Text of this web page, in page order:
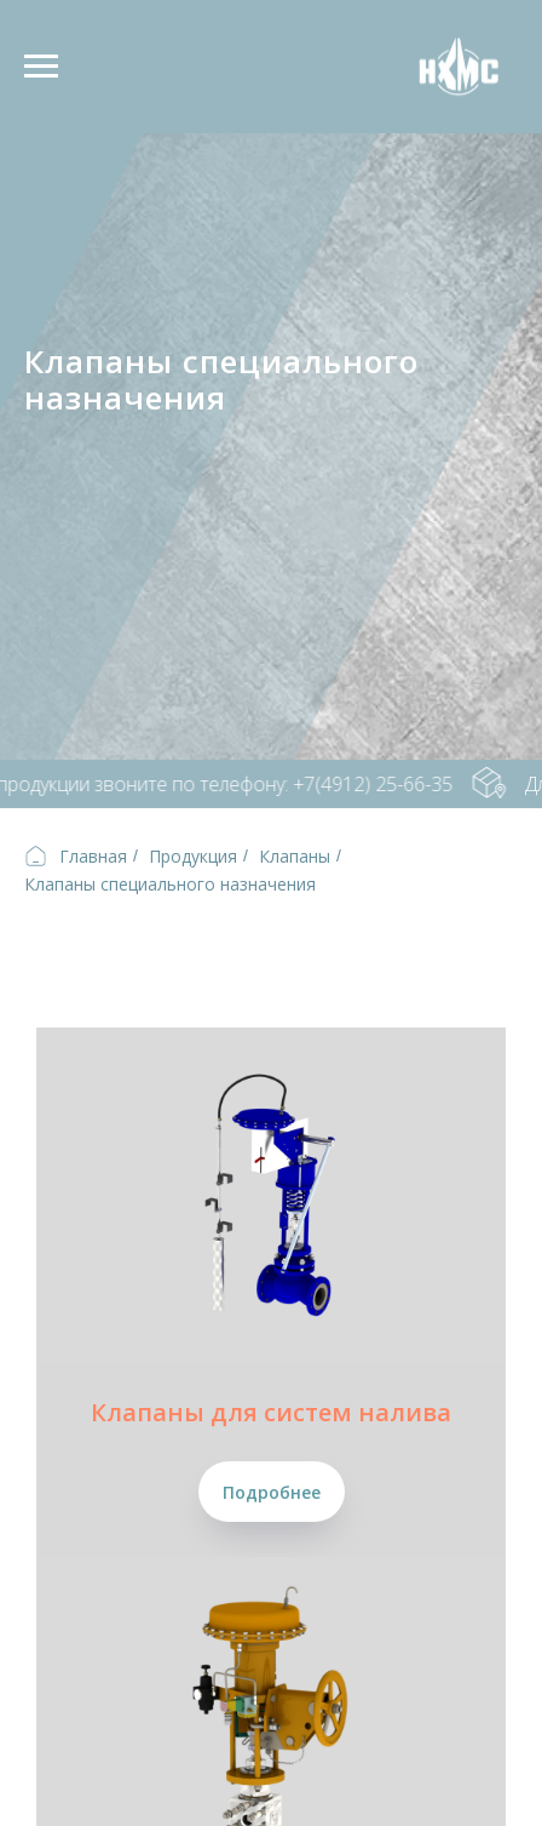
Клапаны специального
назначения
звоните по телефону: +7(4912) 25-66-35
Главная / Продукция / Клапаны /
Клапаны специального назначения
Клапаны для систем налива
Подробнее